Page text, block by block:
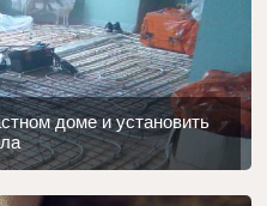
доме и установить